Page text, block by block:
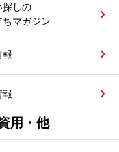
探しの
ちマガジン
報
報
用・他